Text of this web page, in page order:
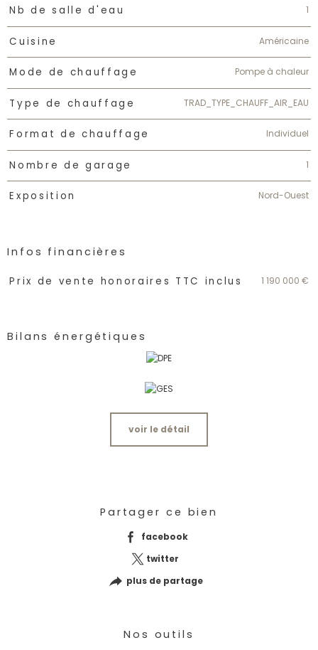
Nb de salle d'eau 1
Cuisine Américaine
Mode de chauffage Pompe à chaleur
Type de chauffage TRAD_TYPE_CHAUFF_AIR_EAU
Format de chauffage Individuel
Nombre de garage 1
Exposition Nord-Ouest
Infos financières
Caractéristiques Valeurs
Prix de vente honoraires TTC inclus 1 190 000 €
Bilans énergétiques
voir le détail
Partager ce bien
facebook
twitter
plus de partage
Nos outils